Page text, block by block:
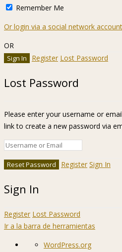
Remember Me
Or login via a social network account
OR
Register Lost Password
Lost Password
Please enter your username or
link to create a new password via
Register Sign In
Sign In
Register Lost Password
Ir a la barra de herramientas
AcercaWordPress.org